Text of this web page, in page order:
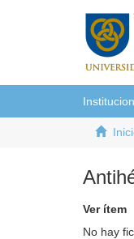
Ver ítem
No hay